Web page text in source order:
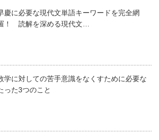
慶に必要な現代文単語キーワードを完全網
！ 読解を深める現代文…
学に対しての苦手意識をなくすために必要な
った3つのこと